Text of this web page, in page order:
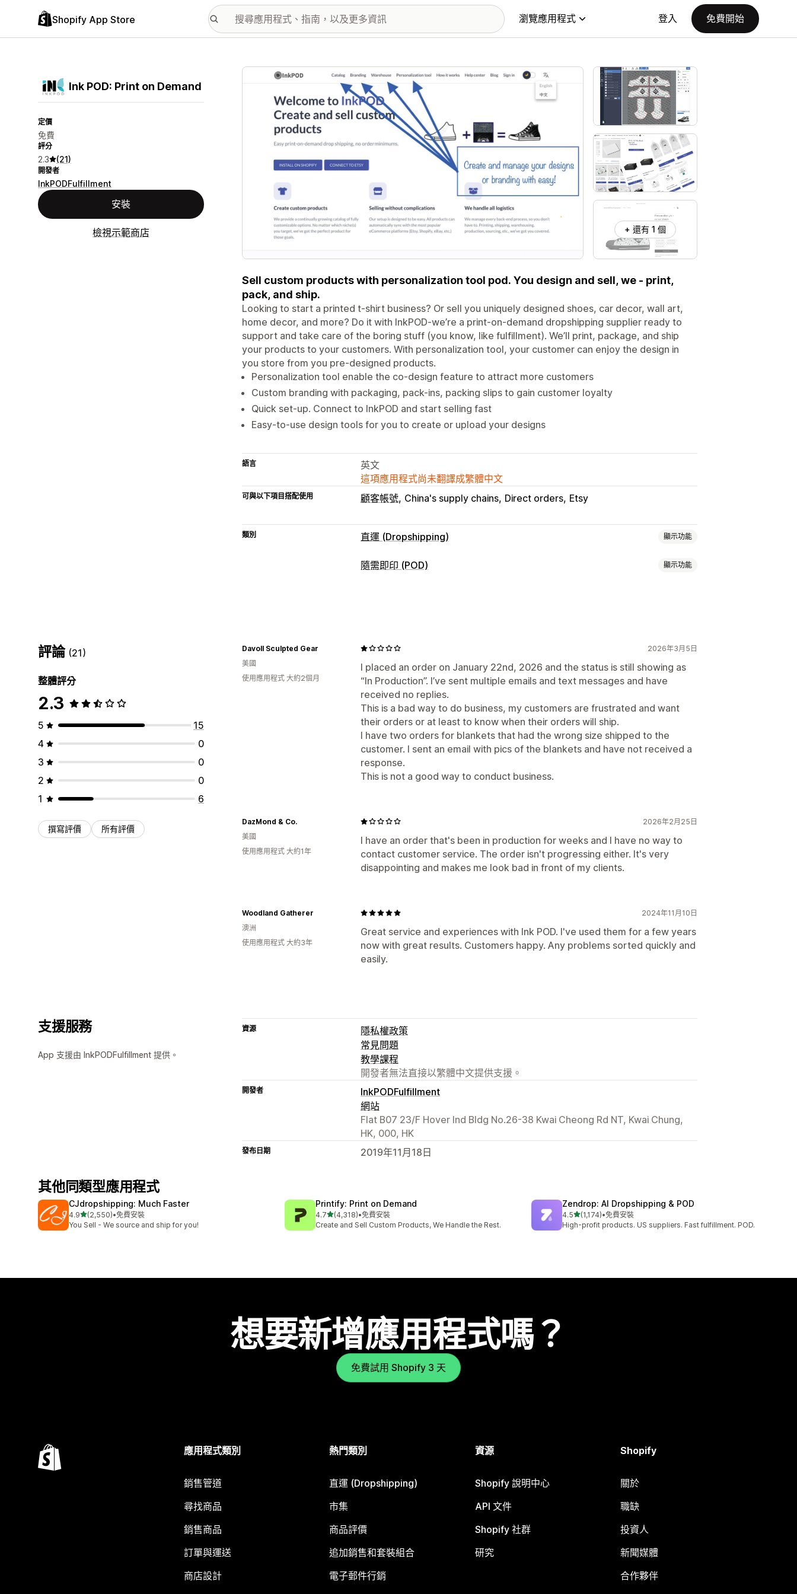
Shopify App Store 瀏覽應用程式 登入 免費開始
Ink POD: Print on Demand
定價
免費
評分
2.3 (21)
開發者
InkPODFulfillment
安裝
檢視示範商店
主要圖片圖庫
+ 還有 1 個
Sell custom products with personalization tool pod. You design and sell, we - print,
pack, and ship.
Looking to start a printed t-shirt business? Or sell you uniquely designed shoes, car decor, wall art,
home decor, and more? Do it with InkPOD-we’re a print-on-demand dropshipping supplier ready to
support and take care of the boring stuff (you know, like fulfillment). We’ll print, package, and ship
your products to your customers. With personalization tool, your customer can enjoy the design in
you store from you pre-designed products.
Personalization tool enable the co-design feature to attract more customers
Custom branding with packaging, pack-ins, packing slips to gain customer loyalty
Quick set-up. Connect to InkPOD and start selling fast
Easy-to-use design tools for you to create or upload your designs
語言
英文
這項應用程式尚未翻譯成繁體中文
可與以下項目搭配使用 顧客帳號 China's supply chains Direct orders Etsy
類別 直運 (Dropshipping) 顯示功能
可銷售商品
隨需即印 (POD) 顯示功能
滿版印花
寵物商品
壁飾
運送選項
白標 自訂運送 全球出貨作業 分次運送 即時更新 全包定價 追蹤訂單
評論 (21)
整體評分
2.3
5
15
4
0
3
0
2
0
1
6
撰寫評價 所有評價
2026年3月5日
I placed an order on January 22nd, 2026 and the status is still showing as
“In Production”. I’ve sent multiple emails and text messages and have
received no replies.
This is a bad way to do business, my customers are frustrated and want
their orders or at least to know when their orders will ship.
I have two orders for blankets that had the wrong size shipped to the
customer. I sent an email with pics of the blankets and have not received a
response.
This is not a good way to conduct business.
Davoll Sculpted Gear
美國
使用應用程式 大約2個月
2026年2月25日
I have an order that's been in production for weeks and I have no way to
contact customer service. The order isn't progressing either. It's very
disappointing and makes me look bad in front of my clients.
DazMond & Co.
美國
使用應用程式 大約1年
2024年11月10日
Great service and experiences with Ink POD. I've used them for a few years
now with great results. Customers happy. Any problems sorted quickly and
easily.
Woodland Gatherer
澳洲
使用應用程式 大約3年
支援服務
App 支援由 InkPODFulfillment 提供。
資源
隱私權政策
常見問題
教學課程
開發者無法直接以繁體中文提供支援。
開發者
InkPODFulfillment
網站
Flat B07 23/F Hover Ind Bldg No.26-38 Kwai Cheong Rd NT, Kwai Chung,
HK, 000, HK
發布日期 2019年11月18日
其他同類型應用程式
CJdropshipping: Much Faster
4.9滿分 5 顆星
(2,550)
共有 2550 則評價
•免費安裝
You Sell - We source and ship for you!
Printify: Print on Demand
4.7滿分 5 顆星
(4,318)
共有 4318 則評價
•免費安裝
Create and Sell Custom Products, We Handle the Rest.
Zendrop: AI Dropshipping & POD
4.5滿分 5 顆星
(1,174)
共有 1174 則評價
•免費安裝
High-profit products. US suppliers. Fast fulfillment. POD.
想要新增應用程式嗎？
免費試用 Shopify 3 天
應用程式類別
銷售管道
尋找商品
銷售商品
訂單與運送
商店設計
熱門類別
直運 (Dropshipping)
市集
商品評價
追加銷售和套裝組合
電子郵件行銷
資源
Shopify 說明中心
API 文件
Shopify 社群
研究
Shopify
關於
職缺
投資人
新聞媒體
合作夥伴